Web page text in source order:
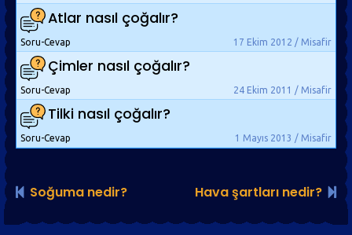
Atlar nasıl çoğalır?
17 Ekim 2012 / Misafir
Soru-Cevap
Çimler nasıl çoğalır?
24 Ekim 2011 / Misafir
Soru-Cevap
Tilki nasıl çoğalır?
1 Mayıs 2013 / Misafir
Soru-Cevap
Soğuma nedir? Hava şartları nedir?